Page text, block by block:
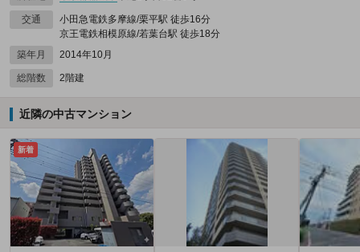
交通
小田急電鉄多摩線/栗平駅 徒歩16分
京王電鉄相模原線/若葉台駅 徒歩18分
築年月
2014年10月
総階数 2階建
近隣の中古マンション
新着